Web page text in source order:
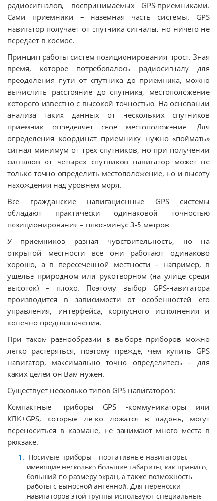
радиосигналов, воспринимаемых GPS-приемниками.
Сами приемники – наземная часть системы. GPS
навигатор получает от спутника сигналы, но ничего не
передает в космос.
Принцип работы систем позиционирования прост. Зная
время, которое потребовалось радиосигналу для
преодоления пути от спутника до приемника, можно
вычислить расстояние до спутника, местоположение
которого известно с высокой точностью. На основании
анализа таких данных от нескольких спутников
приемник определяет свое местоположение. Для
определения координат приемнику нужно «поймать»
сигнал минимум от трех спутников, но при получении
сигналов от четырех спутников навигатор может не
только точно определить местоположение, но и высоту
нахождения над уровнем моря.
Все гражданские навигационные GPS системы
обладают практически одинаковой точностью
позиционирования – плюс-минус 3-5 метров.
У приемников разная чувствительность, но на
открытой местности все они работают одинаково
хорошо, а в пересеченной местности – например, в
ущелье природном или рукотворном (на улице среди
высоток) – плохо. Поэтому выбор GPS-навигатора
производится в зависимости от особенностей его
управления, интерфейса, корпусного исполнения и
конечно предназначения.
При таком разнообразии в выборе приборов можно
легко растеряться, поэтому прежде, чем купить GPS
навигатор, максимально точно определитесь – для
каких целей он Вам нужен.
Существует несколько типов GPS навигаторов:
Компактные приборы GPS -коммуникаторы или
КПК+GPS, которые легко ложатся в ладонь, могут
переноситься в кармане, не занимают много места в
рюкзаке.
Носимые приборы – портативные навигаторы,
имеющие несколько большие габариты, как правило,
больший по размеру экран, а также возможность
работы с выносной антенной. Для переноски
навигаторов этой группы используют специальные